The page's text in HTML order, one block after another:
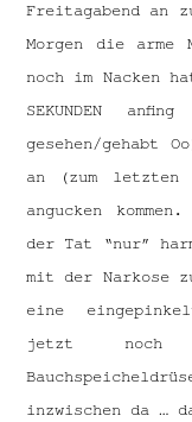
Freitagabend an
Morgen die arme
noch im Nacken
SEKUNDEN
gesehen/gehabt
an (zum
angucken
der Tat “nur”
mit der Narkose
eine
jetzt noch
inzwischen da …